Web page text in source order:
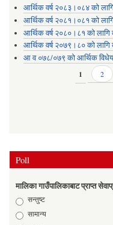
आर्थिक वर्ष २०८३।०८४ को
आर्थिक वर्ष २०८१।०८१ को
आर्थिक वर्ष २०८०।८१ को
आर्थिक वर्ष २०७९।८० को
आ व ०७८/०७९ को आर्थिक
1 2
Poll
मालिका गाउँपालिकाबाट प्राप्त
Choices
सन्तुष्ट
सामान्य